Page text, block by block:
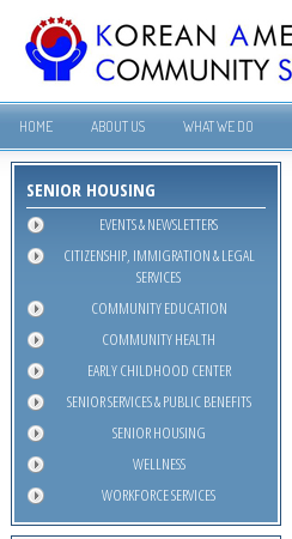
HOME ABOUT US WHAT WE DO
SENIOR HOUSING
EVENTS & NEWSLETTERS
CITIZENSHIP, IMMIGRATION & LEGAL
SERVICES
COMMUNITY EDUCATION
COMMUNITY HEALTH
EARLY CHILDHOOD CENTER
SENIOR SERVICES & PUBLIC BENEFITS
SENIOR HOUSING
WELLNESS
WORKFORCE SERVICES